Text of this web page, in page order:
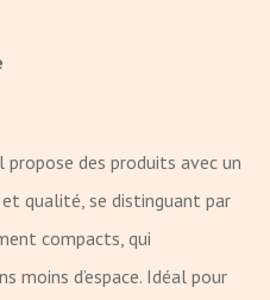
propose des produits avec un
qualité, se distinguant par
compacts, qui
moins d’espace. Idéal pour